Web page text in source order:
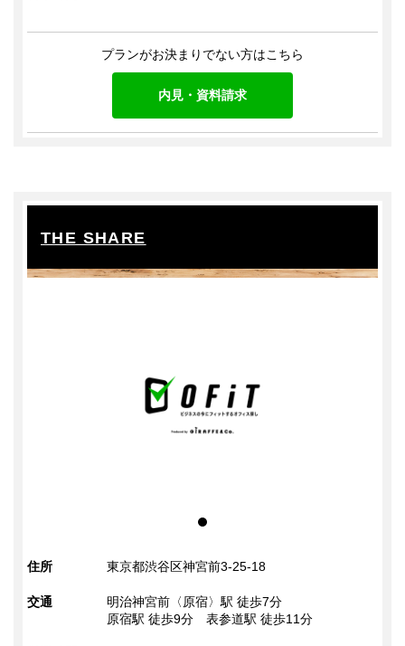
プランがお決まりでない方はこちら
内見・資料請求
THE SHARE
住所 東京都渋谷区神宮前3-25-18
交通
明治神宮前〈原宿〉駅 徒歩7分
原宿駅 徒歩9分
表参道駅 徒歩11分